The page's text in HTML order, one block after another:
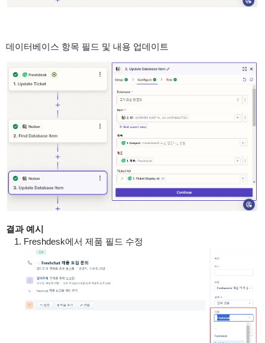
데이터베이스 항목 필드 및 내용 업데이트
결과 예시
Freshdesk에서 제품 필드 수정